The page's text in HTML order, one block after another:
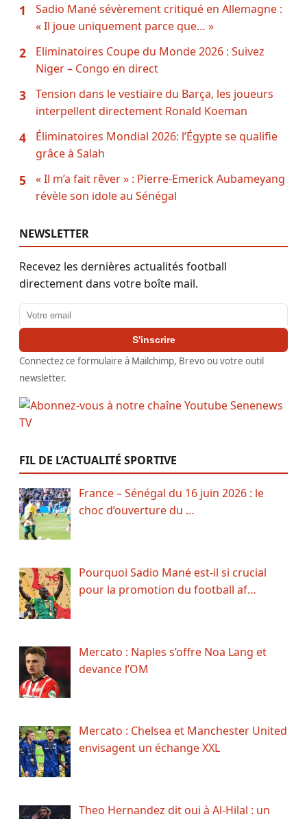
1
Sadio Mané sévèrement critiqué en Allemagne :
« Il joue uniquement parce que… »
2
Eliminatoires Coupe du Monde 2026 : Suivez
Niger – Congo en direct
3
Tension dans le vestiaire du Barça, les joueurs
interpellent directement Ronald Koeman
4
Éliminatoires Mondial 2026: l’Égypte se qualifie
grâce à Salah
5
« Il m’a fait rêver » : Pierre-Emerick Aubameyang
révèle son idole au Sénégal
NEWSLETTER
Recevez les dernières actualités football
directement dans votre boîte mail.
Adresse email
S'inscrire
Connectez ce formulaire à Mailchimp, Brevo ou votre outil
newsletter.
FIL DE L’ACTUALITÉ SPORTIVE
France – Sénégal du 16 juin 2026 : le
choc d’ouverture du …
Pourquoi Sadio Mané est-il si crucial
pour la promotion du football af…
Mercato : Naples s’offre Noa Lang et
devance l’OM
Mercato : Chelsea et Manchester United
envisagent un échange XXL
Theo Hernandez dit oui à Al-Hilal : un